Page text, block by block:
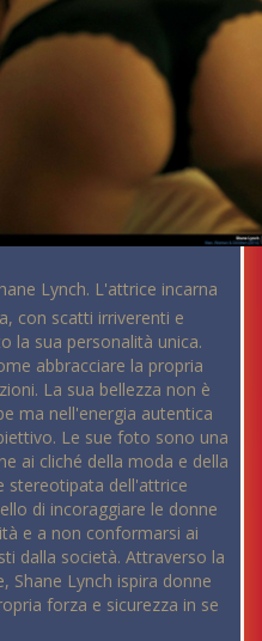
Lynch. L'attrice incarna
con scatti irriverenti e
la sua personalità unica.
abbracciare la propria
La sua bellezza non è
ma nell'energia autentica
Le sue foto sono una
ai cliché della moda e della
stereotipata dell'attrice
di incoraggiare le donne
e a non conformarsi ai
dalla società. Attraverso la
Shane Lynch ispira donne
forza e sicurezza in se